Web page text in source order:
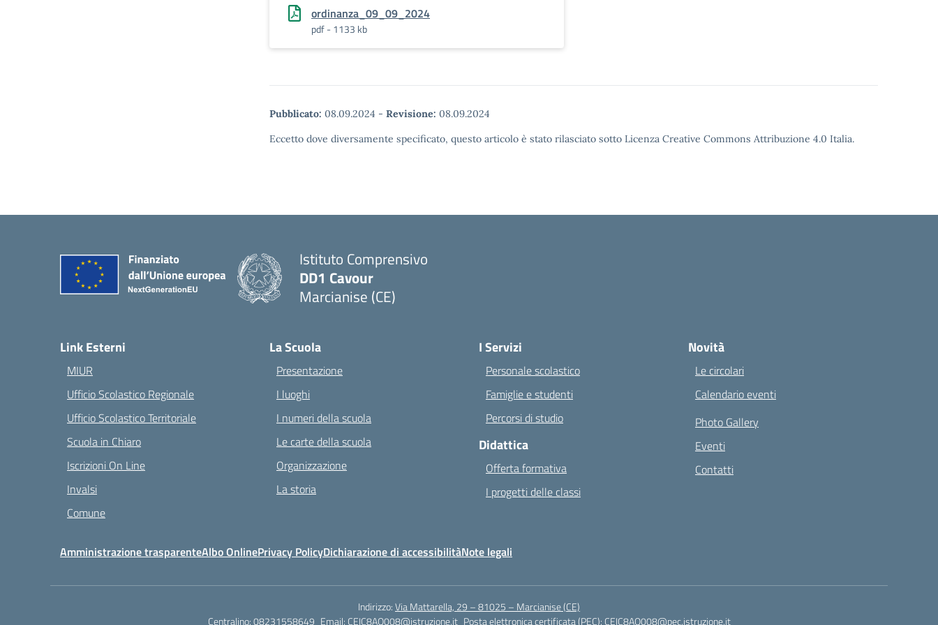
ordinanza_09_09_2024
pdf - 1133 kb
Pubblicato: 08.09.2024 - Revisione: 08.09.2024
Eccetto dove diversamente specificato, questo articolo è stato rilasciato sotto Licenza Creative Commons Attribuzione 4.0 Italia.
Istituto Comprensivo
DD1 Cavour
Marcianise (CE)
Link Esterni
MIUR
Ufficio Scolastico Regionale
Ufficio Scolastico Territoriale
Scuola in Chiaro
Iscrizioni On Line
Invalsi
Comune
La Scuola
Presentazione
I luoghi
I numeri della scuola
Le carte della scuola
Organizzazione
La storia
I Servizi
Personale scolastico
Famiglie e studenti
Percorsi di studio
Didattica
Offerta formativa
I progetti delle classi
Novità
Le circolari
Calendario eventi
Photo Gallery
Eventi
Contatti
Amministrazione trasparenteAlbo OnlinePrivacy PolicyDichiarazione di accessibilitàNote legali
Indirizzo:Via Mattarella, 29 – 81025 – Marcianise (CE)
Centralino:08231558649 Email: CEIC8AQ008@istruzione.it Posta elettronica certificata (PEC): CEIC8AQ008@pec.istruzione.it